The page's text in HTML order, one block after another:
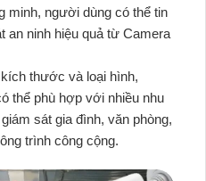
minh, người dùng có thể tin
an ninh hiệu quả từ Camera
thước và loại hình,
thể phù hợp với nhiều nhu
sát gia đình, văn phòng,
trình công cộng.